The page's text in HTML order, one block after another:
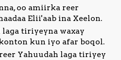
oo amiirka reer
Elii'aab ina Xeelon.
tiriyeyna waxay
kun iyo afar boqol.
Yahuudah laga tiriyey